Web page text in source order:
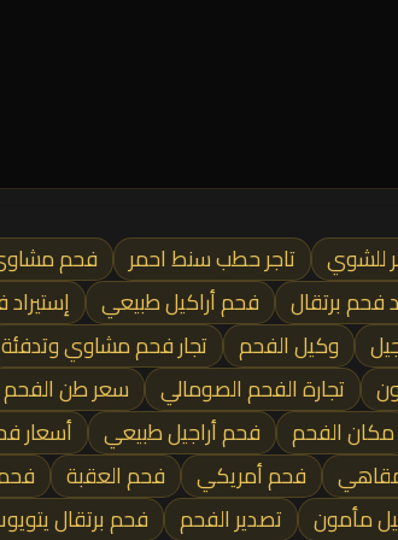
للشوي تاجر حطب سنط احمر فحم
فحم برتقال فحم أراكيل طبيعي
وكيل الفحم تجار فحم مشاوي وتدفئة
تجارة الفحم الصومالي سعر طن الفحم
مكان الفحم فحم أراجيل طبيعي أسعار
فحم أمريكي فحم العقبة
مأمون تصدير الفحم فحم برتقال